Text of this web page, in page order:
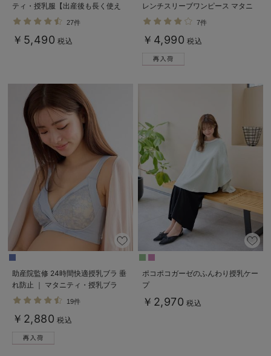
ティ・授乳服【出産後も長く使え
る】
27件
￥5,490 税込
レンチスリーブワンピース マタニ
ティ・産後授乳服【出産後も長く使
7件
￥4,990 税込
助産院監修 24時間快適授乳ブラ 垂
れ防止 ｜ マタニティ・授乳ブラ
19件
￥2,880 税込
ポコポコガーゼのふんわり授乳ケー
プ
￥2,970 税込